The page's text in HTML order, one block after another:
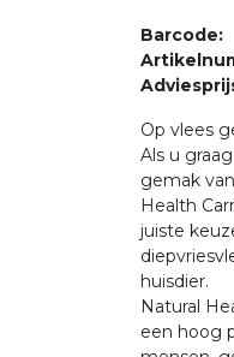
Barcode:
Op vlees
Als u
gemak
Health
juiste
huisdier.
Natural
een hoog